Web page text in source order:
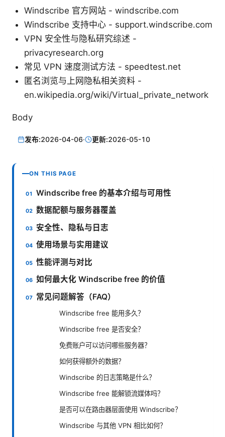
Windscribe 官方网站 - windscribe.com
Windscribe 支持中心 - support.windscribe.com
VPN 安全性与隐私研究综述 -
privacyresearch.org
常见 VPN 速度测试方法 - speedtest.net
匿名浏览与上网隐私相关资料 -
en.wikipedia.org/wiki/Virtual_private_network
Body
发布:2026-04-06· 更新:2026-05-10
ON THIS PAGE
Windscribe free 的基本介绍与可用性
数据配额与服务器覆盖
安全性、隐私与日志
使用场景与实用建议
性能评测与对比
如何最大化 Windscribe free 的价值
常见问题解答（FAQ）
Windscribe free 能用多久？
Windscribe free 是否安全？
免费账户可以访问哪些服务器？
如何获得额外的数据？
Windscribe 的日志策略是什么？
Windscribe free 能解锁流媒体吗？
是否可以在路由器层面使用 Windscribe？
Windscribe 与其他 VPN 相比如何？